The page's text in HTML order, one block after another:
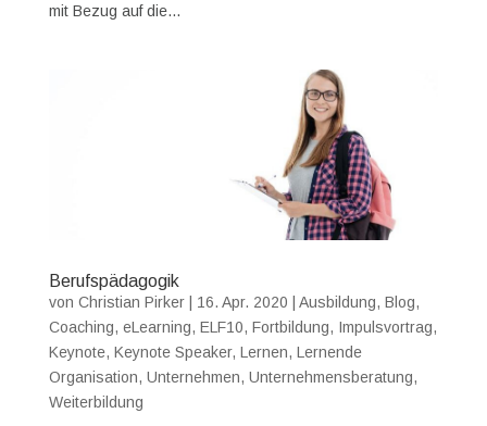
mit Bezug auf die...
Berufspädagogik
von Christian Pirker| 16. Apr. 2020 Ausbildung, Blog,
Coaching, eLearning, ELF10, Fortbildung, Impulsvortrag,
Keynote, Keynote Speaker, Lernen, Lernende
Organisation, Unternehmen, Unternehmensberatung,
Weiterbildung